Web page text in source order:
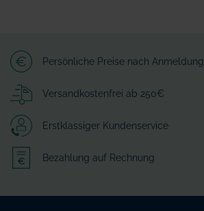
Persönliche Preise nach Anmeldung
Versandkostenfrei ab 250€
Erstklassiger Kundenservice
Bezahlung auf Rechnung